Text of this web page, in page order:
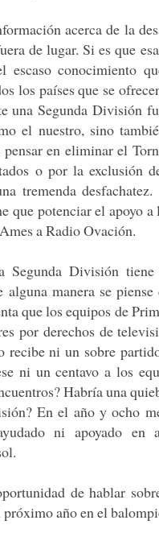
acerca de la
de lugar. Si es que
escaso conocimiento
los países que se
una Segunda División
el nuestro, sino
en eliminar el
o por la exclusión
tremenda
que potenciar el apoyo
a Radio Ovación.
Segunda División
alguna manera se
que los equipos de
por derechos de
recibe ni un sobre
ni un centavo a los
Habría una
En el año y ocho
ni apoyado en
de hablar
año en el